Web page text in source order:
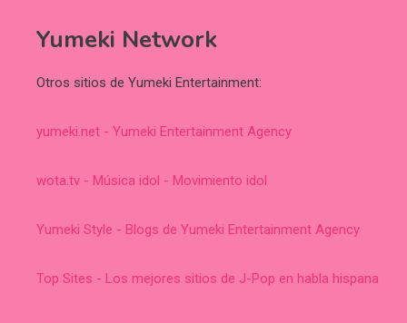
Yumeki Network
Otros sitios de Yumeki Entertainment:
yumeki.net - Yumeki Entertainment Agency
wota.tv - Música idol - Movimiento idol
Yumeki Style - Blogs de Yumeki Entertainment Agency
Top Sites - Los mejores sitios de J-Pop en habla hispana